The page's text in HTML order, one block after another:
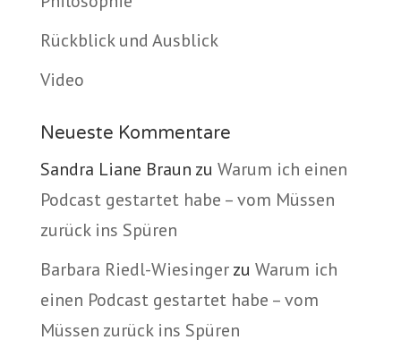
Rückblick und Ausblick
Video
Neueste Kommentare
Sandra Liane Braun zu Warum ich einen
Podcast gestartet habe – vom Müssen
zurück ins Spüren
Barbara Riedl-Wiesingerzu Warum ich
einen Podcast gestartet habe – vom
Müssen zurück ins Spüren